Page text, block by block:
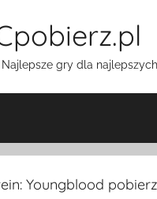
Najlepsze gry dla
Youngblood pobierz